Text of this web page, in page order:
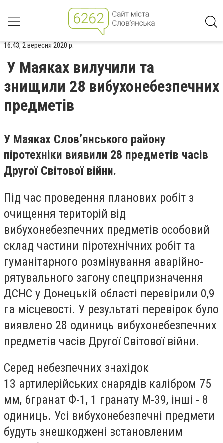
16:43, 2 вересня 2020 р.
У Маяках вилучили та
знищили 28 вибухонебезпечних
предметів
У Маяках Слов’янського району
піротехніки виявили 28 предметів часів
Другої Світової війни.
Під час проведення планових робіт з
очищення територій від
вибухонебезпечних предметів особовий
склад частини піротехнічних робіт та
гуманітарного розмінування аварійно-
рятувального загону спецпризначення
ДСНС у Донецькій області перевірили 0,9
га місцевості. У результаті перевірок було
виявлено 28 одиниць вибухонебезпечних
предметів часів Другої Світової війни.
Серед небезпечних знахідок
13 артилерійських снарядів калібром 75
мм, 6гранат Ф-1, 1 гранату M-39, інші - 8
одиниць. Усі вибухонебезпечні предмети
будуть знешкоджені встановленим